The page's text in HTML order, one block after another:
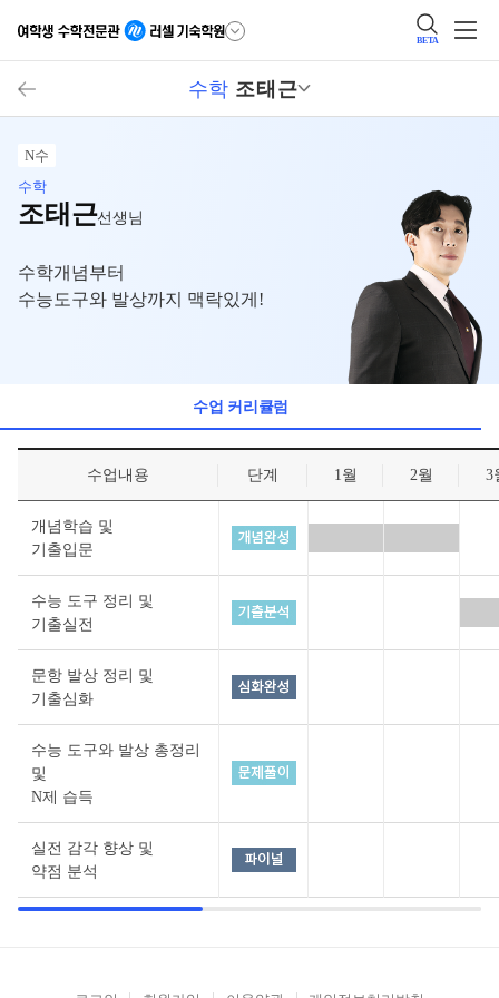
BETA
수학 조태근
N수
수학
조태근선생님
수학개념부터
수능도구와 발상까지 맥락있게!
수업 커리큘럼
수업내용 단계 1월 2월 3
개념학습 및
기출입문
수능 도구 정리 및
기출실전
문항 발상 정리 및
기출심화
수능 도구와 발상 총정리
및
N제 습득
실전 감각 향상 및
약점 분석